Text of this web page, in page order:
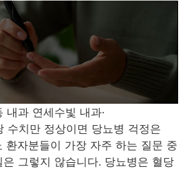
내과 연세수빛 내과·
수치만 정상이면 당뇨병 걱정은
환자분들이 가장 자주 하는 질문 중
그렇지 않습니다. 당뇨병은 혈당